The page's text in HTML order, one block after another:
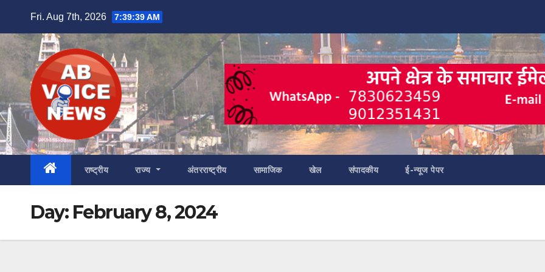
content
Fri. Aug 7th, 2026 7:39:40 AM
राष्ट्रीय राज्य अंतरराष्ट्रीय सामाजिक खेल संपादकीय ई-न्यूज पेपर
Day: February 8, 2024